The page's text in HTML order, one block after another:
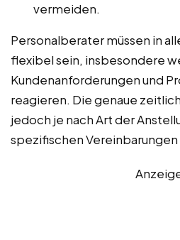
vermeiden.
Personalberater müssen in
flexibel sein, insbesondere
Kundenanforderungen und
reagieren. Die genaue
jedoch je nach Art der
spezifischen